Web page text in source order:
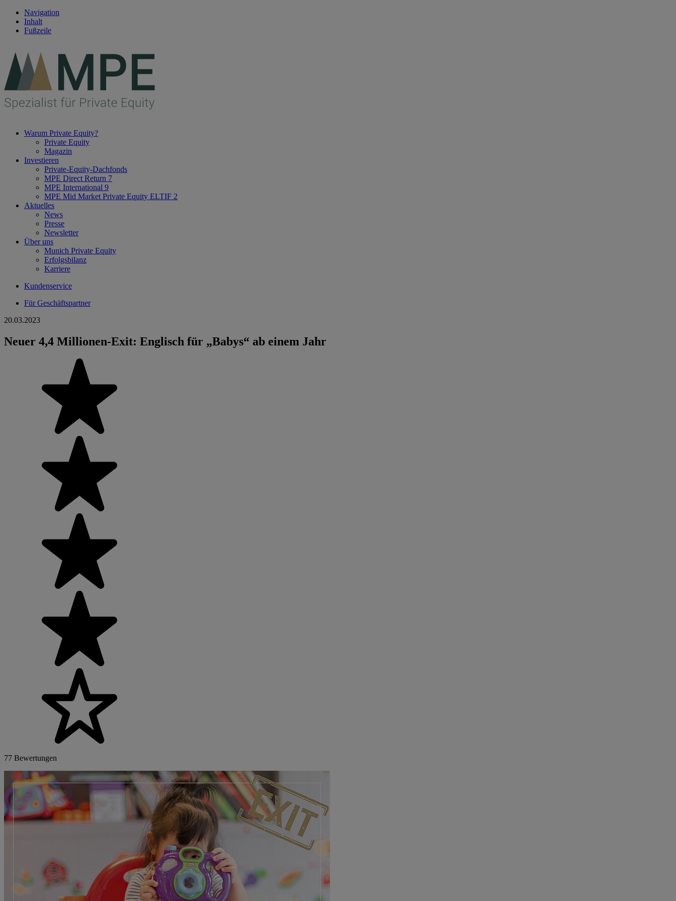
Navigation
Inhalt
Fußzeile
Warum Private Equity?
Private Equity
Magazin
Investieren
Private-Equity-Dachfonds
MPE Direct Return 7
MPE International 9
MPE Mid Market Private Equity ELTIF 2
Aktuelles
News
Presse
Newsletter
Über uns
Munich Private Equity
Erfolgsbilanz
Karriere
Kundenservice
Für Geschäftspartner
20.03.2023
Neuer 4,4 Millionen-Exit: Englisch für „Babys“ ab einem Jahr
77 Bewertungen